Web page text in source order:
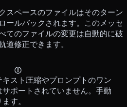
スペースのファイルはそのターン
ールバックされます。このメッセ
てのファイルの変更は自動的に破
道修正できます。
スト圧縮やプロンプトのワン
ポートされていません。手動
す。